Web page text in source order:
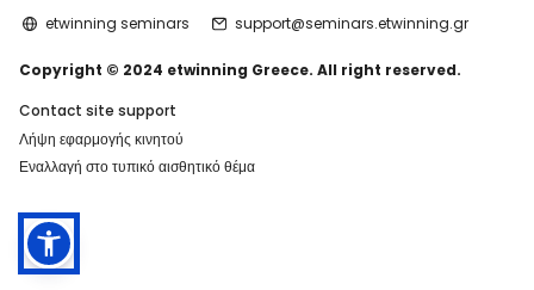
etwinning seminars support@seminars.etwinning.gr
Copyright © 2024 etwinning Greece. All right reserved.
Contact site support
Λήψη εφαρμογής κινητού
Εναλλαγή στο τυπικό αισθητικό θέμα